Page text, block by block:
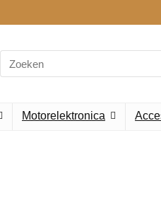
Search
for:
Motorelektronica